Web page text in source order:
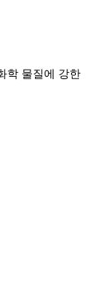
학 물질에 강한